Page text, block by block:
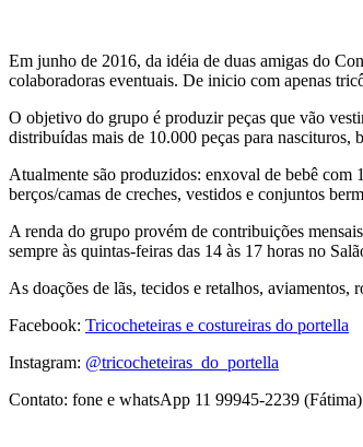
Em junho de 2016, da idéia de duas amigas do
colaboradoras eventuais. De inicio com apenas
O objetivo do grupo é produzir peças que vão
distribuídas mais de 10.000 peças para nascituros,
Atualmente são produzidos: enxoval de bebê com
berços/camas de creches, vestidos e conjuntos
A renda do grupo provém de contribuições
sempre às quintas-feiras das 14 às 17 horas no
As doações de lãs, tecidos e retalhos, aviamentos,
Facebook: Tricocheteiras e costureiras do portella
Instagram: @tricocheteiras_do_portella
Contato: fone e whatsApp 11 99945-2239 (Fátima)